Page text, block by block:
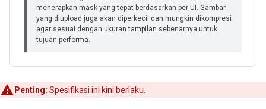
Penting: Spesifikasi ini kini berlaku.